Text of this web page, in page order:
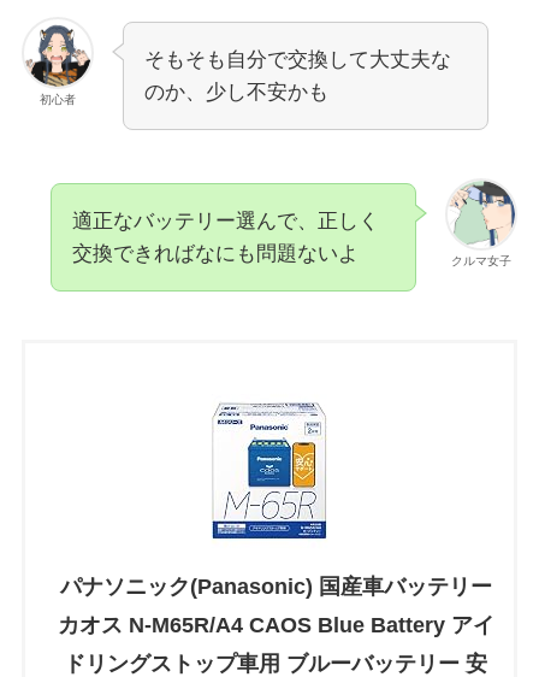
初心者
そもそも自分で交換して大丈夫な
のか、少し不安かも
クルマ女子
適正なバッテリー選んで、正しく
交換できればなにも問題ないよ
パナソニック(Panasonic) 国産車バッテリー
カオス N-M65R/A4 CAOS Blue Battery アイ
ドリングストップ車用 ブルーバッテリー 安